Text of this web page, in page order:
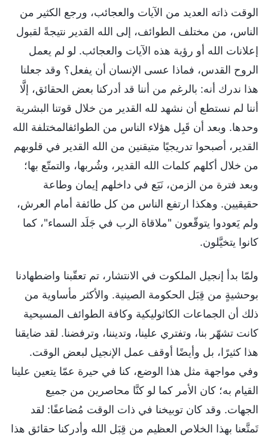
الوقت ذاته العديد من الآيات والعجائب، ورجع الكثير من
الناس، من مختلف الطوائف، إلى الله القدير نتيجةً لقبول
إعلانات الله أو رؤية هذه الآيات والعجائب. لو لم يعمل
الروح القدس، فماذا عسى الإنسان أن يفعل؟ وقد جعلنا
هذا ندرك أنه: بالرغم من أننا قد أدركنا بعض الحقائق، إلَّا
أننا لم نستطع أن نشهد لله القدير من خلال قوتنا البشرية
وحدها. وبعد أن قَبِل هؤلاء الناس من الطوائفالمختلفة الله
القدير، أصبحوا تدريجيًا متيقنين من الله القدير في قلوبهم
من خلال أكلهم كلمات الله القدير، وشُربها، والتمتّع بها؛
وبعد فترة من الزمن، نَبَع في داخلهم إيمان وطاعة
حقيقيين. وهكذا ارتفع الناس من كل طائفة أمام العرش،
ولم يَعودوا يتوقّعون "ملاقاة الرب في جَلَد السماء"، كما
كانوا يتخيَّلون.
ولمّا بدأ إنجيل الملكوت في الانتشار، تم تعقّبنا واضطهادنا
بوحشيةٍ من قِبَل الحكومة الصينية. والأكثر مأساوية من
ذلك أن الجماعات الكاثوليكية وكافة الطوائف المسيحية
كانت تشهّر بنا، وتفتري علينا، وتديننا، وترفضنا. لقد ضايقنا
هذا كثيرًا، بل وأيضًا أوقف عمل الإنجيل لبعض الوقت.
وفي مواجهة مثل هذا الوضع، كنا في حيرة عمّا يتعين علينا
القيام به؛ كان الأمر كما لو كنَّا محاصرين من جميع
الجهات. وقد كان توبيخنا في ذات الوقت مُضاعفًا: لقد
تَمتَّعنا بهذا الخلاص العظيم من قِبَل الله وأدركنا حقائق هذا